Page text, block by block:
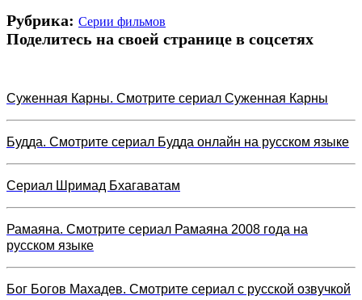
Рубрика: Серии фильмов
Поделитесь на своей странице в соцсетях
Суженная Карны. Смотрите сериал Суженная Карны
Будда. Смотрите сериал Будда онлайн на русском языке
Сериал Шримад Бхагаватам
Рамаяна. Смотрите сериал Рамаяна 2008 года на
русском языке
Бог Богов Махадев. Смотрите сериал с русской озвучкой